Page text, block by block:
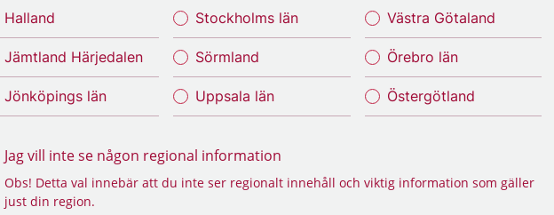
Halland
Jämtland Härjedalen
Jönköpings län
Stockholms län
Sörmland
Uppsala län
Västra Götaland
Örebro län
Östergötland
Jag vill inte se någon regional information
Obs! Detta val innebär att du inte ser regionalt innehåll och viktig information som gäller
just din region.